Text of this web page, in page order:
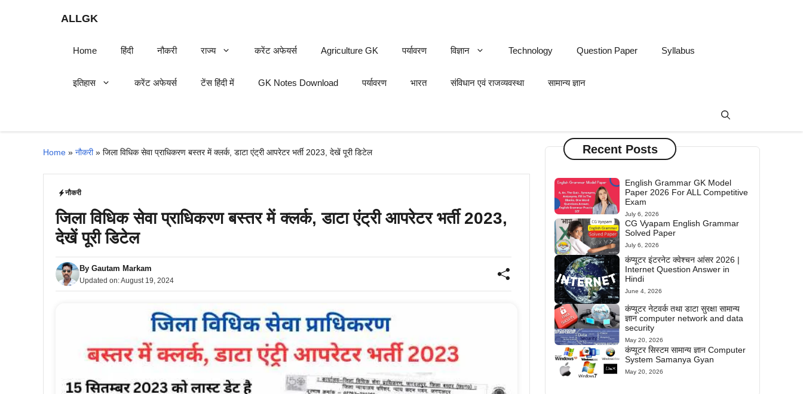
ALLGK
Home हिंदी नौकरी राज्य करेंट अफेयर्स Agriculture GK पर्यावरण विज्ञान Technology Question Paper Syllabus
इतिहास करेंट अफेयर्स टेंस हिंदी में GK Notes Download पर्यावरण भारत संविधान एवं राजव्यवस्था सामान्य ज्ञान
Home » नौकरी» जिला विधिक सेवा प्राधिकरण बस्तर में क्लर्क, डाटा एंट्री आपरेटर भर्ती 2023, देखें पूरी डिटेल
नौकरी
जिला विधिक सेवा प्राधिकरण बस्तर में क्लर्क, डाटा एंट्री आपरेटर भर्ती 2023,
देखें पूरी डिटेल
By Gautam Markam
Updated on:August 19, 2024
Recent Posts
English Grammar GK Model
Paper 2026 For ALL Competitive
Exam
July 6, 2026
CG Vyapam English Grammar
Solved Paper
July 6, 2026
कंप्यूटर इंटरनेट क्वेश्चन आंसर 2026 |
Internet Question Answer in
Hindi
June 4, 2026
कंप्यूटर नेटवर्क तथा डाटा सुरक्षा सामान्य
ज्ञान computer network and data
security
May 20, 2026
कंप्यूटर सिस्टम सामान्य ज्ञान Computer
System Samanya Gyan
May 20, 2026